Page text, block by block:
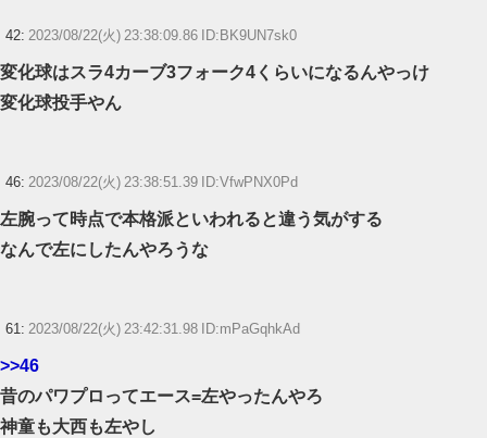
42: 2023/08/22(火) 23:38:09.86 ID:BK9UN7sk0
変化球はスラ4カーブ3フォーク4くらいになるんやっけ
変化球投手やん
46: 2023/08/22(火) 23:38:51.39 ID:VfwPNX0Pd
左腕って時点で本格派といわれると違う気がする
なんで左にしたんやろうな
61: 2023/08/22(火) 23:42:31.98 ID:mPaGqhkAd
>>46
昔のパワプロってエース=左やったんやろ
神童も大西も左やし